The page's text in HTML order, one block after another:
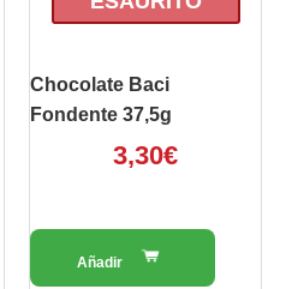
Chocolate Baci
Fondente 37,5g
3,30€